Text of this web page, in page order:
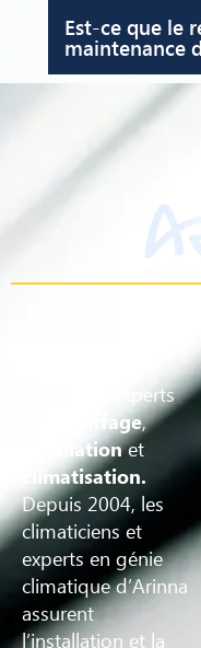
Est-ce que le
maintenance
national d’experts
chauffage,
ventilationet
climatisation.
Depuis 2004, les
climaticiens et
experts en génie
climatique d’Arinna
assurent
l’installation et la